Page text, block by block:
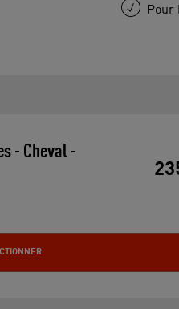
Pour
- Cheval -